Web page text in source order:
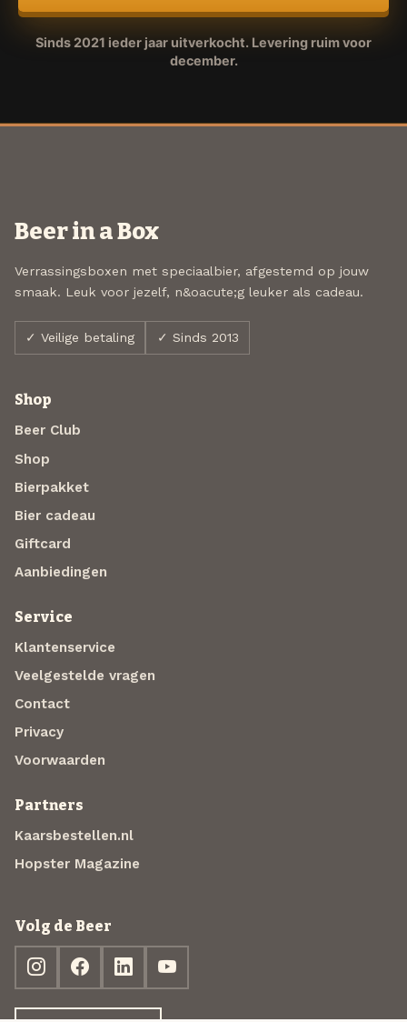
Sinds 2021 ieder jaar uitverkocht. Levering ruim voor
december.
Beer in a Box
Verrassingsboxen met speciaalbier, afgestemd op jouw
smaak. Leuk voor jezelf, n&oacute;g leuker als cadeau.
✓ Veilige betaling ✓ Sinds 2013
Shop
Beer Club
Shop
Bierpakket
Bier cadeau
Giftcard
Aanbiedingen
Service
Klantenservice
Veelgestelde vragen
Contact
Privacy
Voorwaarden
Partners
Kaarsbestellen.nl
Hopster Magazine
Volg de Beer